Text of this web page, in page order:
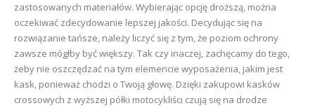
zastosowanych materiałów. Wybierając opcję droższą, można
oczekiwać zdecydowanie lepszej jakości. Decydując się na
rozwiązanie tańsze, należy liczyć się z tym, że poziom ochrony
zawsze mógłby być większy. Tak czy inaczej, zachęcamy do tego,
żeby nie oszczędzać na tym elemencie wyposażenia, jakim jest
kask, ponieważ chodzi o Twoją głowę. Dzięki zakupowi kasków
crossowych z wyższej półki motocykliści czują się na drodze